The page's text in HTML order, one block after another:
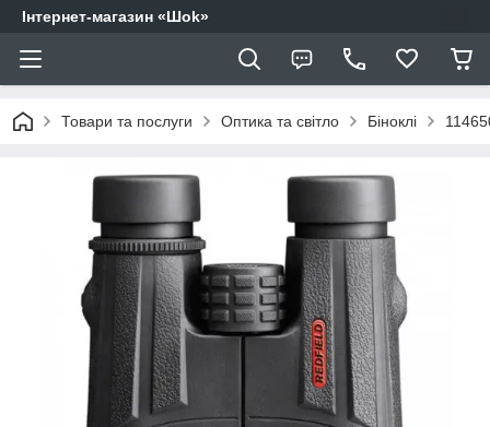
Інтернет-магазин «Шоk»
Товари та послуги Оптика та світло Біноклі